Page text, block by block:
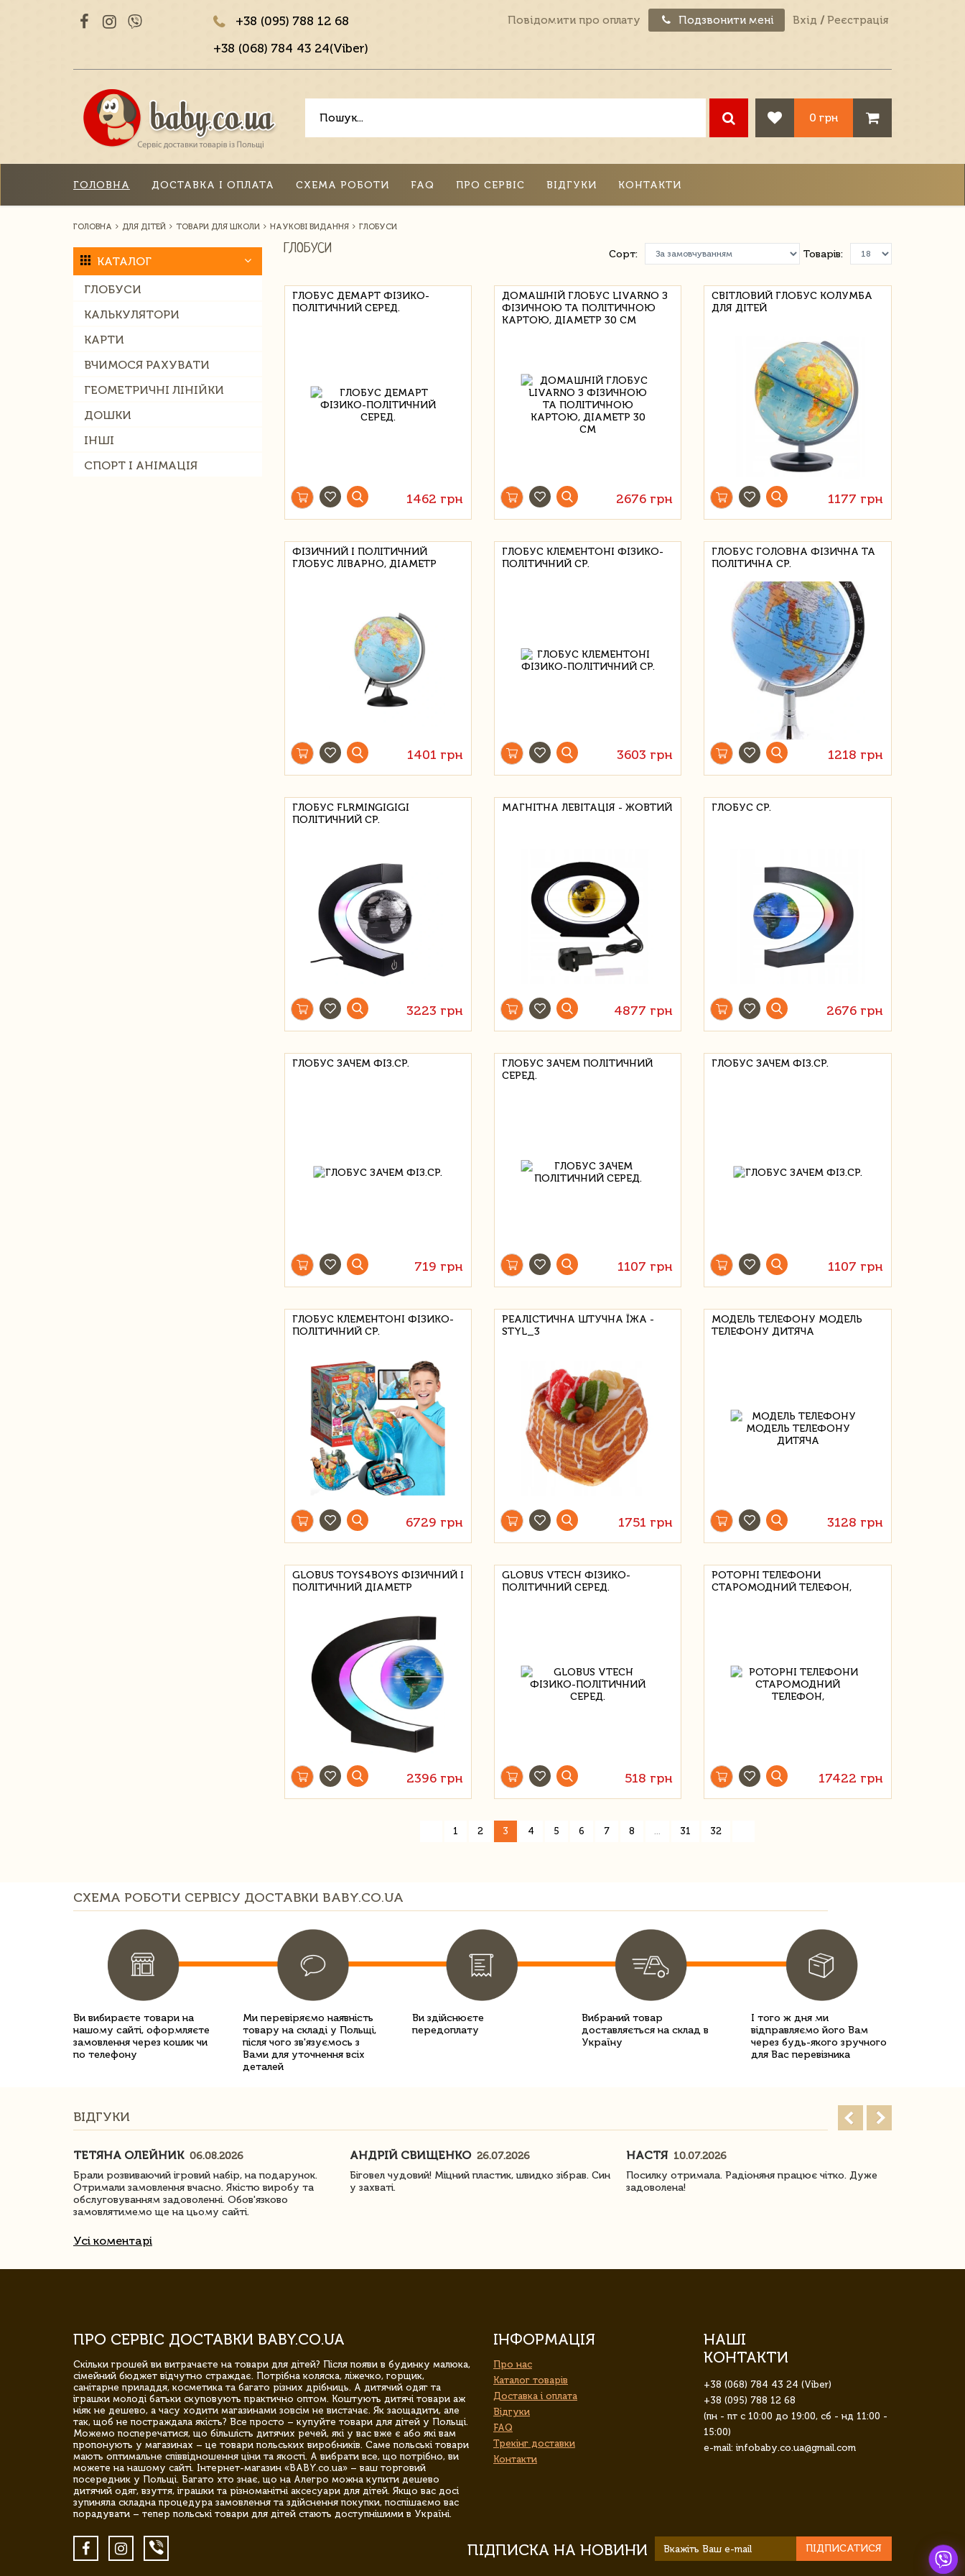
+38 (095) 788 12 68
+38 (068) 784 43 24(Viber)
Повідомити про оплату Подзвонити мені Вхід / Реєстрація
0 грн
ГОЛОВНА ДОСТАВКА І ОПЛАТА СХЕМА РОБОТИ FAQ ПРО СЕРВІС ВІДГУКИ КОНТАКТИ
ГОЛОВНА ДЛЯ ДІТЕЙ ТОВАРИ ДЛЯ ШКОЛИ НАУКОВІ ВИДАННЯ ГЛОБУСИ
КАТАЛОГ
ГЛОБУСИ
КАЛЬКУЛЯТОРИ
КАРТИ
ВЧИМОСЯ РАХУВАТИ
ГЕОМЕТРИЧНІ ЛІНІЙКИ
ДОШКИ
ІНШІ
СПОРТ І АНІМАЦІЯ
ГЛОБУСИ Товарів:
Сорт:
ГЛОБУС ДЕМАРТ ФІЗИКО-
ПОЛІТИЧНИЙ СЕРЕД.
1462 грн
ДОМАШНІЙ ГЛОБУС LIVARNO З
ФІЗИЧНОЮ ТА ПОЛІТИЧНОЮ
КАРТОЮ, ДІАМЕТР 30 СМ
2676 грн
СВІТЛОВИЙ ГЛОБУС КОЛУМБА
ДЛЯ ДІТЕЙ
1177 грн
ФІЗИЧНИЙ І ПОЛІТИЧНИЙ
ГЛОБУС ЛІВАРНО, ДІАМЕТР
1401 грн
ГЛОБУС КЛЕМЕНТОНІ ФІЗИКО-
ПОЛІТИЧНИЙ СР.
3603 грн
ГЛОБУС ГОЛОВНА ФІЗИЧНА ТА
ПОЛІТИЧНА СР.
1218 грн
ГЛОБУС FLRMINGIGIGI
ПОЛІТИЧНИЙ СР.
3223 грн
МАГНІТНА ЛЕВІТАЦІЯ - ЖОВТИЙ
4877 грн
ГЛОБУС СР.
2676 грн
ГЛОБУС ЗАЧЕМ ФІЗ.СР.
719 грн
ГЛОБУС ЗАЧЕМ ПОЛІТИЧНИЙ
СЕРЕД.
1107 грн
ГЛОБУС ЗАЧЕМ ФІЗ.СР.
1107 грн
ГЛОБУС КЛЕМЕНТОНІ ФІЗИКО-
ПОЛІТИЧНИЙ СР.
6729 грн
РЕАЛІСТИЧНА ШТУЧНА ЇЖА -
STYL_3
1751 грн
МОДЕЛЬ ТЕЛЕФОНУ МОДЕЛЬ
ТЕЛЕФОНУ ДИТЯЧА
3128 грн
GLOBUS TOYS4BOYS ФІЗИЧНИЙ І
ПОЛІТИЧНИЙ ДІАМЕТР
2396 грн
GLOBUS VTECH ФІЗИКО-
ПОЛІТИЧНИЙ СЕРЕД.
518 грн
РОТОРНІ ТЕЛЕФОНИ
СТАРОМОДНИЙ ТЕЛЕФОН,
17422 грн
1 2 3 4 5 6 7 8 ... 31 32
СХЕМА РОБОТИ СЕРВІСУ ДОСТАВКИ BABY.CO.UA
Ви вибираєте товари на
нашому сайті, оформляєте
замовлення через кошик чи
по телефону
Ми перевіряємо наявність
товару на складі у Польщі,
після чого зв'язуємось з
Вами для уточнення всіх
деталей
Ви здійснюєте
передоплату
Вибраний товар
доставляється на склад в
Україну
І того ж дня ми
відправляємо його Вам
через будь-якого зручного
для Вас перевізника
ВІДГУКИ
ТЕТЯНА ОЛЕЙНИК 06.08.2026
Брали розвиваючий ігровий набір, на подарунок.
Отримали замовлення вчасно. Якістю виробу та
обслуговуванням задоволенні. Обов'язково
замовлятимемо ще на цьому сайті.
АНДРІЙ СВИЩЕНКО 26.07.2026
Біговел чудовий! Міцний пластик, швидко зібрав. Син
у захваті.
НАСТЯ 10.07.2026
Посилку отримала. Радіоняня працює чітко. Дуже
задоволена!
Усі коментарі
ПРО СЕРВІС ДОСТАВКИ BABY.CO.UA
Скільки грошей ви витрачаєте на товари для дітей? Після появи в будинку малюка,
сімейний бюджет відчутно страждає. Потрібна коляска, ліжечко, горщик,
санітарне приладдя, косметика та багато різних дрібниць. А дитячий одяг та
іграшки молоді батьки скуповують практично оптом. Коштують дитячі товари аж
ніяк не дешево, а часу ходити магазинами зовсім не вистачає. Як заощадити, але
так, щоб не постраждала якість? Все просто – купуйте товари для дітей у Польщі.
Можемо посперечатися, що більшість дитячих речей, які у вас вже є або які вам
пропонують у магазинах – це товари польських виробників. Саме польські товари
мають оптимальне співвідношення ціни та якості. А вибрати все, що потрібно, ви
можете на нашому сайті. Інтернет-магазин «BABY.co.ua» – ваш торговий
посередник у Польщі. Багато хто знає, що на Алегро можна купити дешево
дитячий одяг, взуття, іграшки та різноманітні аксесуари для дітей. Якщо вас досі
зупиняла складна процедура замовлення та здійснення покупки, поспішаємо вас
порадувати – тепер польські товари для дітей стають доступнішими в Україні.
ІНФОРМАЦІЯ
Про нас
Каталог товарів
Доставка і оплата
Відгуки
FAQ
Трекінг доставки
Контакти
НАШІ
КОНТАКТИ
+38 (068) 784 43 24 (Viber)
+38 (095) 788 12 68
(пн - пт с 10:00 до 19:00, сб - нд 11:00 -
15:00)
e-mail: infobaby.co.ua@gmail.com
ПІДПИСКА НА НОВИНИ ПІДПИСАТИСЯ